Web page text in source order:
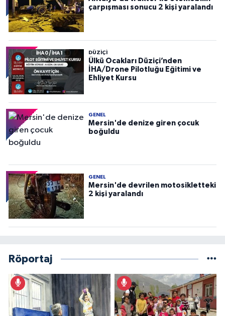
çarpışması sonucu 2 kişi yaralandı
DÜZIÇI
Ülkü Ocakları Düziçi’nden
İHA/Drone Pilotluğu Eğitimi ve
Ehliyet Kursu
GENEL
Mersin'de denize giren çocuk
boğuldu
GENEL
Mersin'de devrilen motosikletteki
2 kişi yaralandı
Röportaj